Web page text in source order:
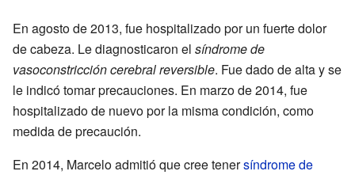
En agosto de 2013, fue hospitalizado por un fuerte dolor
de cabeza. Le diagnosticaron el síndrome de
vasoconstricción cerebral reversible. Fue dado de alta y se
le indicó tomar precauciones. En marzo de 2014, fue
hospitalizado de nuevo por la misma condición, como
medida de precaución.
En 2014, Marcelo admitió que cree tenersíndrome de